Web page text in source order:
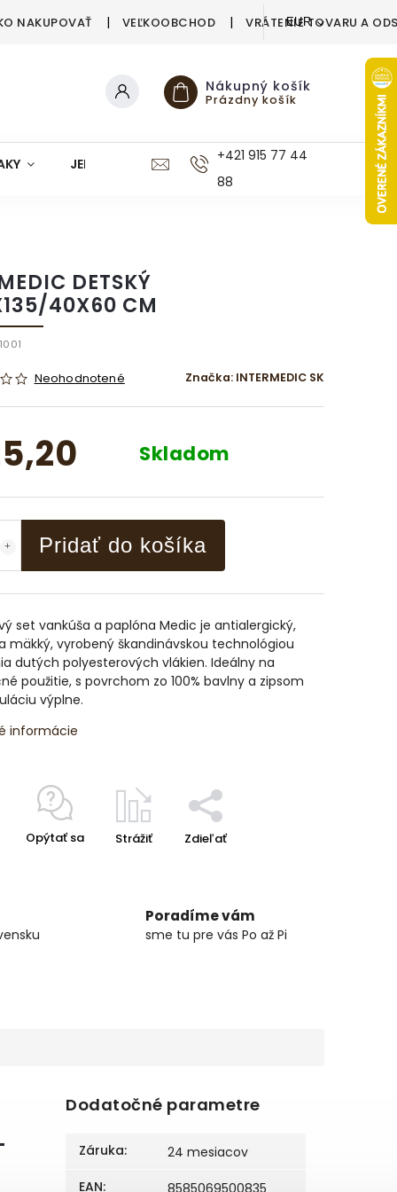
NAKUPOVAŤ VEĽKOOBCHOD VRÁTENIE TOVARU A
EUR
Nákupný košík
Prázdny košík
JEDÁLEŇ KUCHYŇA KÚPEĽŇA
+421 915 77 44
88
DETSKÝ
40X60 CM
Neohodnotené Značka: INTERMEDIC SK
Skladom
Pridať do košíka
set vankúša a paplóna Medic je antialergický,
mäkký, vyrobený škandinávskou technológiou
dutých polyesterových vlákien. Ideálny na
použitie, s povrchom zo 100% bavlny a zipsom
výplne.
informácie
Opýtať sa Strážiť Zdieľať
Poradíme vám
sme tu pre vás Po až Pi
Dodatočné parametre
Záruka:
24 mesiacov
EAN: